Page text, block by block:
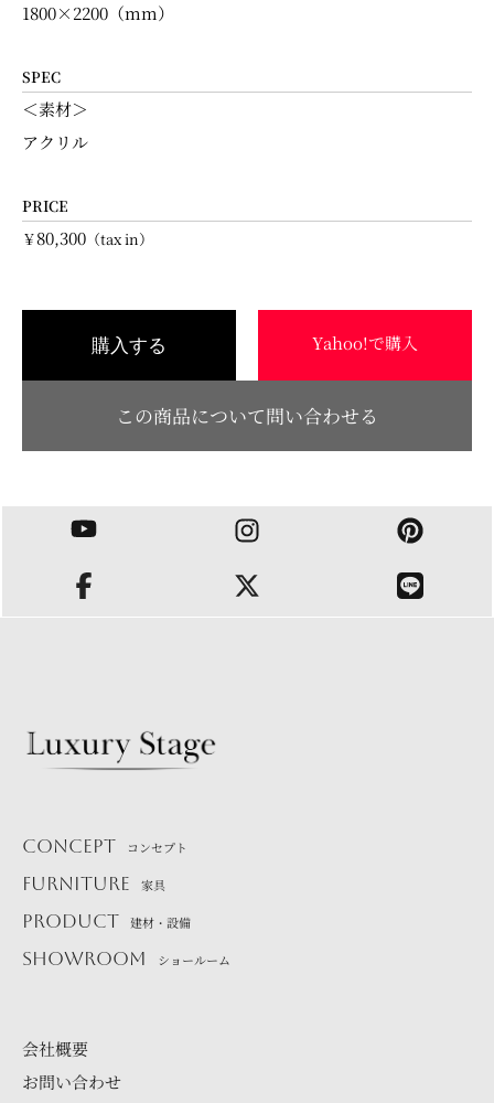
1800×2200（mm）
SPEC
＜素材＞
アクリル
PRICE
￥80,300 （tax in）
購入する Yahoo!で購入
この商品について問い合わせる
CONCEPT コンセプト
FURNITURE 家具
PRODUCT 建材・設備
SHOWROOM ショールーム
会社概要
お問い合わせ